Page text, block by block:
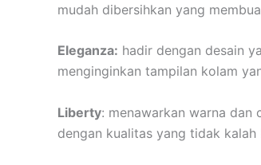
mudah dibersihkan yang
Eleganza: hadir dengan desain
menginginkan tampilan kolam
Liberty: menawarkan warna dan
dengan kualitas yang tidak